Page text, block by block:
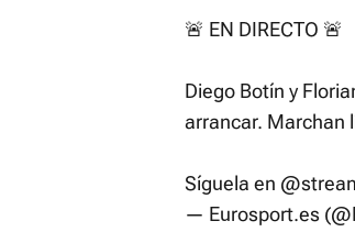
🚨 EN DIRECTO 🚨
Diego Botín y
arrancar. Marchan
Síguela en
— Eurosport.es